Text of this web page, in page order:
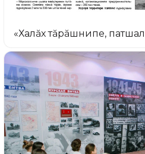
«Халăх тăрăшнипе,